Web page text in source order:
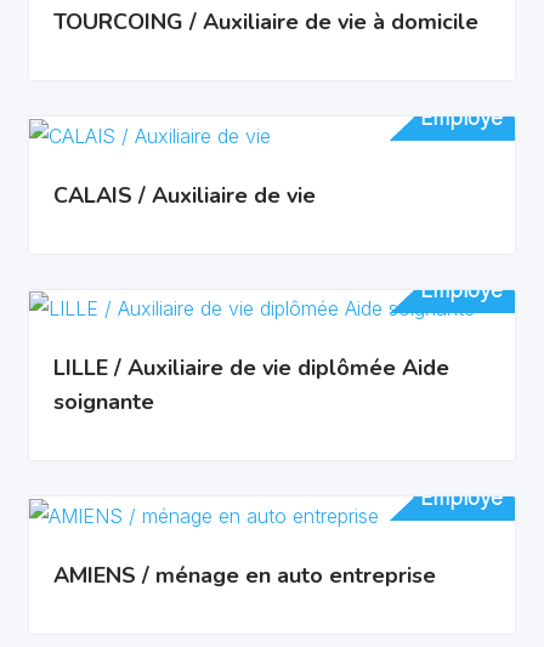
TOURCOING / Auxiliaire de vie à domicile
Employé
Employé
CALAIS / Auxiliaire de vie
Employé
Employé
LILLE / Auxiliaire de vie diplômée Aide
soignante
Employé
Employé
AMIENS / ménage en auto entreprise